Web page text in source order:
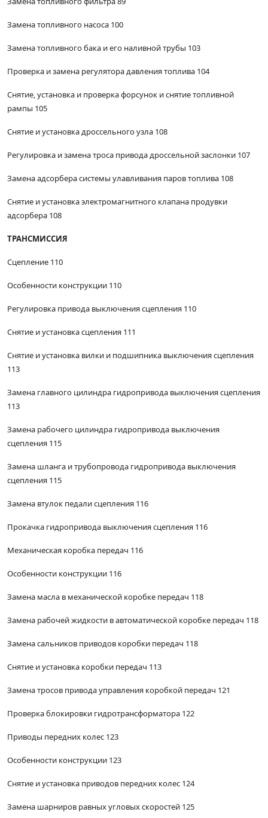
Замена топливного насоса 100
Замена топливного бака и его наливной трубы 103
Проверка и замена регулятора давления топлива 104
Снятие, установка и проверка форсунок и снятие топливной
рампы 105
Снятие и установка дроссельного узла 108
Регулировка и замена троса привода дроссельной заслонки 107
Замена адсорбера системы улавливания паров топлива 108
Снятие и установка электромагнитного клапана продувки
адсорбера 108
ТРАНСМИССИЯ
Сцепление 110
Особенности конструкции 110
Регулировка привода выключения сцепления 110
Снятие и установка сцепления 111
Снятие и установка вилки и подшипника выключения сцепления
113
Замена главного цилиндра гидропривода выключения сцепления
113
Замена рабочего цилиндра гидропривода выключения
сцепления 115
Замена шланга и трубопровода гидропривода выключения
сцепления 115
Замена втулок педали сцепления 116
Прокачка гидропривода выключения сцепления 116
Механическая коробка передач 116
Особенности конструкции 116
Замена масла в механической коробке передач 118
Замена рабочей жидкости в автоматической коробке передач 118
Замена сальников приводов коробки передач 118
Снятие и установка коробки передач 113
Замена тросов привода управления коробкой передач 121
Проверка блокировки гидротрансформатора 122
Приводы передних колес 123
Особенности конструкции 123
Снятие и установка приводов передних колес 124
Замена шарниров равных угловых скоростей 125